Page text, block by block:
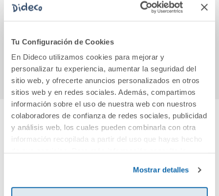
Tu Configuración de Cookies
En Dideco utilizamos cookies para mejorar y
personalizar tu experiencia, aumentar la seguridad del
sitio web, y ofrecerte anuncios personalizados en otros
sitios web y en redes sociales. Además, compartimos
información sobre el uso de nuestra web con nuestros
colaboradores de confianza de redes sociales, publicidad
y análisis web, los cuales pueden combinarla con otra
información recopilada a partir del uso que hayas hecho
Mostrar detalles
Arroyo Claro
Fuente Serena
10,90€
Comprar
La señorita Julia
Comprar
Cuéntanos tu opinión